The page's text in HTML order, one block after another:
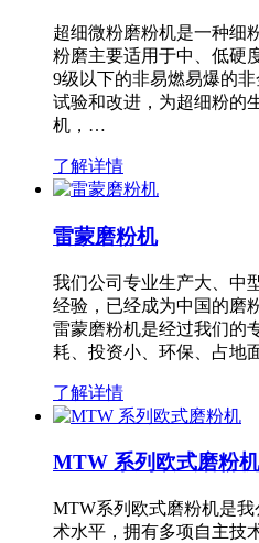
超细微粉磨粉机是一种细
粉磨主要适用于中、低硬
9级以下的非易燃易爆的
试验和改进，为超细粉的
机，…
了解详情
雷蒙磨粉机
我们公司专业生产大、中
经验，已经成为中国的磨
雷蒙磨粉机是经过我们的
耗、投资小、环保、占地
了解详情
MTW 系列欧式磨粉机
MTW系列欧式磨粉机是
术水平，拥有多项自主技